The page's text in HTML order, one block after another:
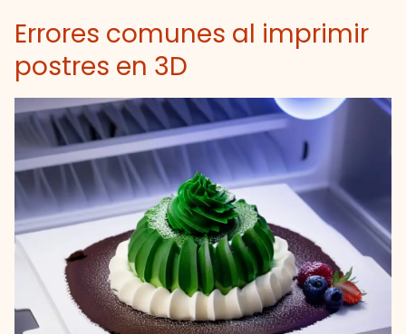
Errores comunes al imprimir
postres en 3D